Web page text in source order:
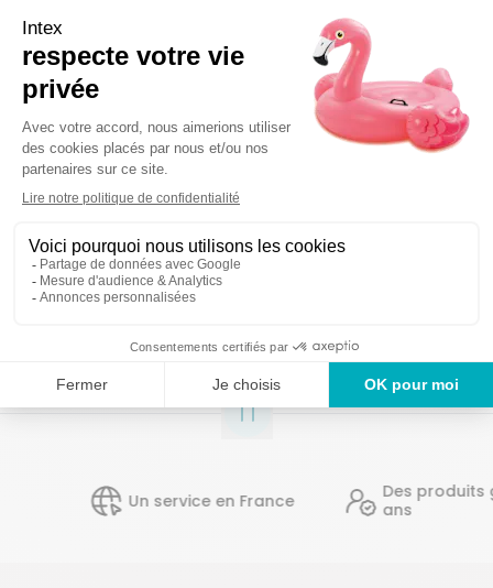
- ECO20220-2/ QX2600
- ECO20220
- ECO20220-1
- CS20220
Nous vous invitons à vous référer au modèle technique
inscrit sur votre produit ou à votre manuel d'utilisation
afin de commander la bonne référence.
Détails techniques
Un service en France
Des produits
ans